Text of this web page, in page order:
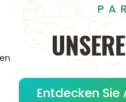
UNSERE
Entdecken Sie